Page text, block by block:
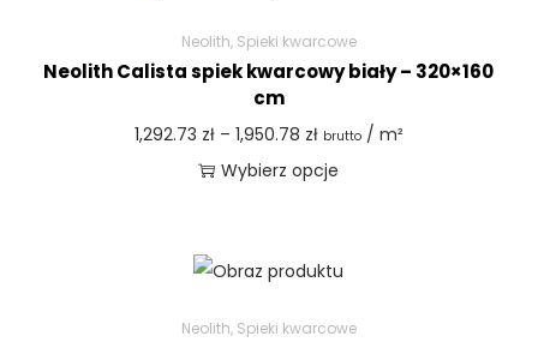
Neolith, Spieki kwarcowe
Neolith Calista spiek kwarcowy biały – 320×160
cm
1,292.73 zł – 1,950.78 zł brutto/ m²
Wybierz opcje
Neolith, Spieki kwarcowe